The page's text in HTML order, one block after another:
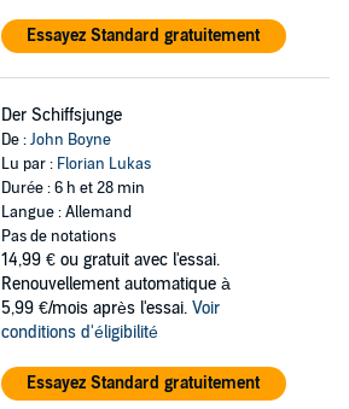
Essayez Standard gratuitement
Der Schiffsjunge
De :John Boyne
Lu par : Florian Lukas
Durée : 6 h et 28 min
Langue : Allemand
Pas de notations
14,99 € ou gratuit avec l'essai.
Renouvellement automatique à
5,99 €/mois après l'essai. Voir
conditions d'éligibilité
Essayez Standard gratuitement